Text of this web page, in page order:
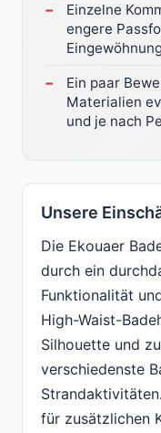
Einzelne
engere
Eingewöhnung
Ein paar
Materialien
und je nach
Unsere
Die Ekouaer
durch ein
Funktionalität
High-Waist-
Silhouette und
verschiedenste
für zusätzlichen